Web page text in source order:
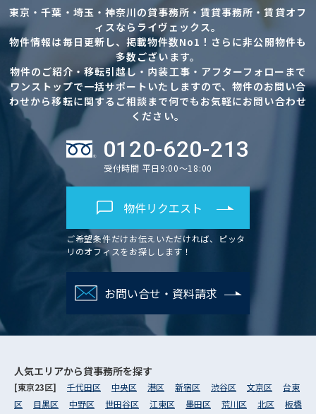
東京・千葉・埼玉・神奈川の貸事務所・賃貸事務所・賃貸オフ
ィスならライヴェックス。
物件情報は毎日更新し、掲載物件数No1！さらに非公開物件も
多数ございます。
物件のご紹介・移転引越し・内装工事・アフターフォローまで
ワンストップで一括サポートいたしますので、物件のお問い合
わせから移転に関するご相談まで何でもお気軽にお問い合わせ
ください。
0120-620-213
受付時間 平日9:00～18:00
物件リクエスト
ご希望条件だけお伝えいただければ、ピッタ
リのオフィスをお探しします！
お問い合せ・資料請求
人気エリアから貸事務所を探す
[東京23区] 千代田区 中央区 港区 新宿区 渋谷区 文京区
台東
区
目黒区 中野区 世田谷区 江東区 墨田区 荒川区 北区
板橋